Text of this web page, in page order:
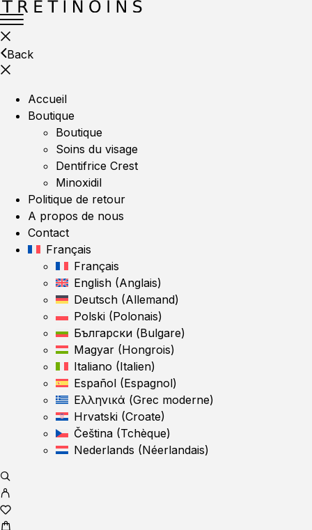
Back
Accueil
Boutique
Boutique
Soins du visage
Dentifrice Crest
Minoxidil
Politique de retour
A propos de nous
Contact
Français
Français
English (Anglais)
Deutsch (Allemand)
Polski (Polonais)
Български (Bulgare)
Magyar (Hongrois)
Italiano (Italien)
Español (Espagnol)
Ελληνικά (Grec moderne)
Hrvatski (Croate)
Čeština (Tchèque)
Nederlands (Néerlandais)